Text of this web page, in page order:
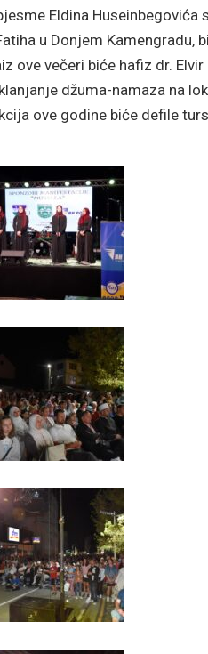
Eldina Huseinbegovića
u Donjem Kamengradu,
ove večeri biće hafiz dr.
džuma-namaza na
ove godine biće defile